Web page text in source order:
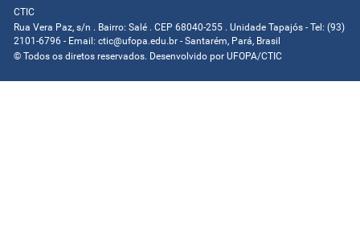
CTIC
Rua Vera Paz, s/n . Bairro: Salé . CEP 68040-255 . Unidade Tapajós - Tel: (93)
2101-6796 - Email: ctic@ufopa.edu.br - Santarém, Pará, Brasil
© Todos os diretos reservados. Desenvolvido por UFOPA/CTIC